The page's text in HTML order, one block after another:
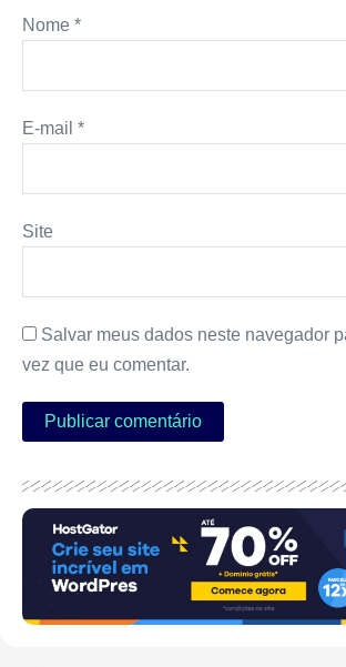
Nome *
E-mail *
Site
Salvar meus dados neste navegador
vez que eu comentar.